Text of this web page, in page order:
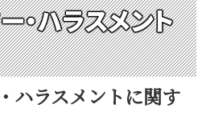
・ハラスメント
ハラスメントに関す